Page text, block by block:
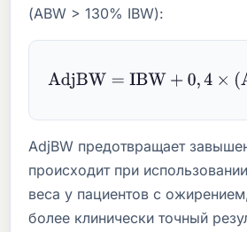
(ABW > 130% IBW):
AdjBW=IBW+ 0, 4×(
AdjBW предотвращает
происходит при
веса у пациентов с
более клинически точный